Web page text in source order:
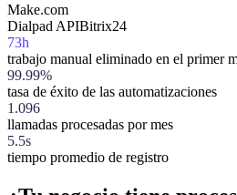
Make.com
Dialpad APIBitrix24
73h
trabajo manual eliminado en el primer
99.99%
tasa de éxito de las automatizaciones
1.096
llamadas procesadas por mes
5.5s
tiempo promedio de registro